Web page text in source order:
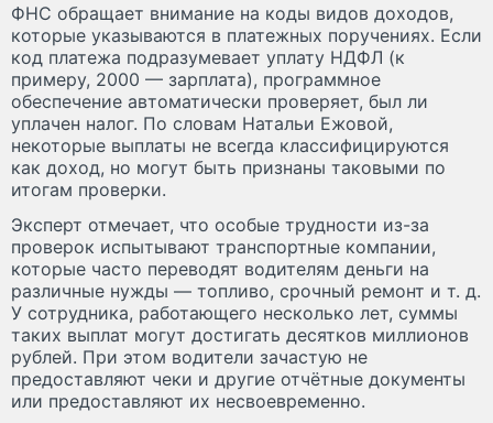
ФНС обращает внимание на коды видов доходов,
которые указываются в платежных поручениях. Если
код платежа подразумевает уплату НДФЛ (к
примеру, 2000 — зарплата), программное
обеспечение автоматически проверяет, был ли
уплачен налог. По словам Натальи Ежовой,
некоторые выплаты не всегда классифицируются
как доход, но могут быть признаны таковыми по
итогам проверки.
Эксперт отмечает, что особые трудности из-за
проверок испытывают транспортные компании,
которые часто переводят водителям деньги на
различные нужды — топливо, срочный ремонт и т. д.
У сотрудника, работающего несколько лет, суммы
таких выплат могут достигать десятков миллионов
рублей. При этом водители зачастую не
предоставляют чеки и другие отчётные документы
или предоставляют их несвоевременно.